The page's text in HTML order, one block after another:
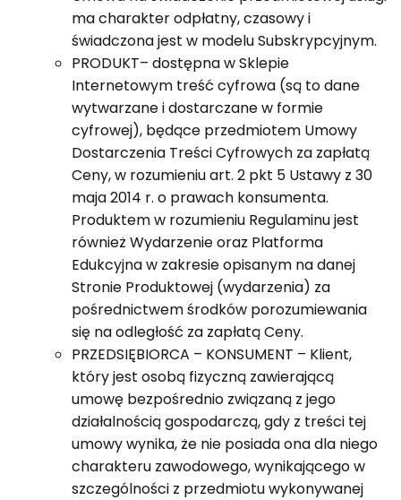
ma charakter odpłatny, czasowy i
świadczona jest w modelu Subskrypcyjnym.
PRODUKT– dostępna w Sklepie
Internetowym treść cyfrowa (są to dane
wytwarzane i dostarczane w formie
cyfrowej), będące przedmiotem Umowy
Dostarczenia Treści Cyfrowych za zapłatą
Ceny, w rozumieniu art. 2 pkt 5 Ustawy z 30
maja 2014 r. o prawach konsumenta.
Produktem w rozumieniu Regulaminu jest
również Wydarzenie oraz Platforma
Edukcyjna w zakresie opisanym na danej
Stronie Produktowej (wydarzenia) za
pośrednictwem środków porozumiewania
się na odległość za zapłatą Ceny.
PRZEDSIĘBIORCA – KONSUMENT – Klient,
który jest osobą fizyczną zawierającą
umowę bezpośrednio związaną z jego
działalnością gospodarczą, gdy z treści tej
umowy wynika, że nie posiada ona dla niego
charakteru zawodowego, wynikającego w
szczególności z przedmiotu wykonywanej